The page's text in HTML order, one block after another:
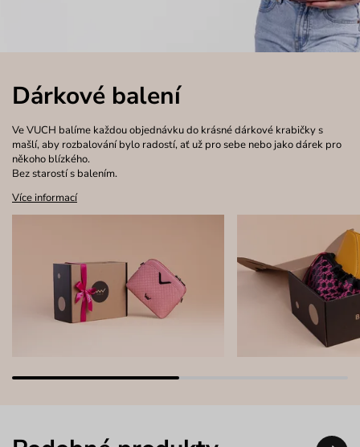
Dárkové balení
Ve VUCH balíme každou objednávku do krásné dárkové krabičky s
mašlí, aby rozbalování bylo radostí, ať už pro sebe nebo jako dárek pro
někoho blízkého.
Bez starostí s balením.
Více informací